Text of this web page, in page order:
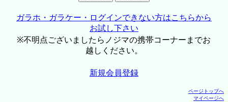
ガラホ・ガラケー・ログインできない方はこちらから
お試し下さい
※不明点ございましたらノジマの携帯コーナーまでお
越しください。
新規会員登録
ページトップへ
マイページへ